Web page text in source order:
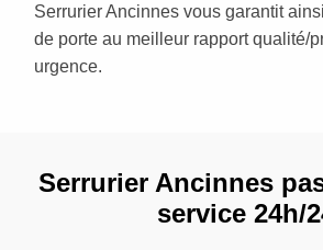
Serrurier Ancinnes vous garantit
de porte au meilleur rapport qualité/
urgence.
Serrurier Ancinnes
service 24h/